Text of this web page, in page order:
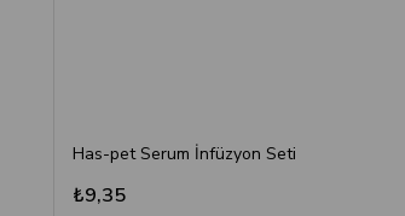
Has-pet Serum İnfüzyon Seti
₺9,35